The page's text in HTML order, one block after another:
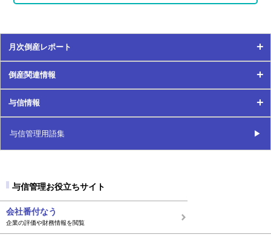
遠隔地取引
月次倒産レポート
月次倒産レポート
2024年
2023年
2021年
2020年
倒産関連情報
倒産関連情報
2021年
2018年
与信情報
与信情報
2022年
与信管理用語集
与信管理お役立ちサイト
会社番付なう
企業の評価や財務情報を閲覧